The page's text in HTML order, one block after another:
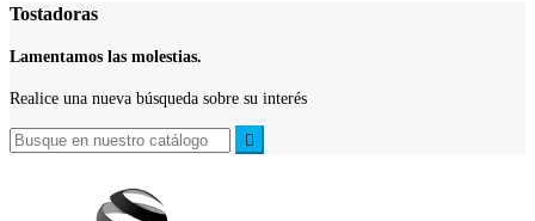
Tostadoras
Lamentamos las molestias.
Realice una nueva búsqueda sobre su interés
